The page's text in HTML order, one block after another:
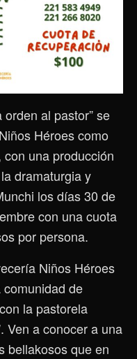
al pastor” se
Héroes como
una producción
dramaturgia y
los días 30 de
con una cuota
por persona.
Niños Héroes
de
la pastorela
Ven a conocer a una
bellakosos que en